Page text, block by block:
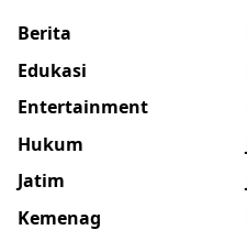
Berita
Edukasi
Entertainment
Hukum
Jatim
Kemenag